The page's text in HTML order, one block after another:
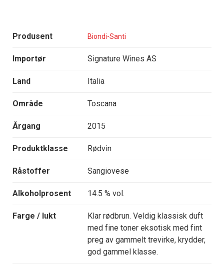
Produsent Biondi-Santi
Importør Signature Wines AS
Land Italia
Område Toscana
Årgang 2015
Produktklasse Rødvin
Råstoffer Sangiovese
Alkoholprosent 14.5 % vol.
Farge / lukt
Klar rødbrun. Veldig klassisk duft
med fine toner eksotisk med fint
preg av gammelt trevirke, krydder,
god gammel klasse.